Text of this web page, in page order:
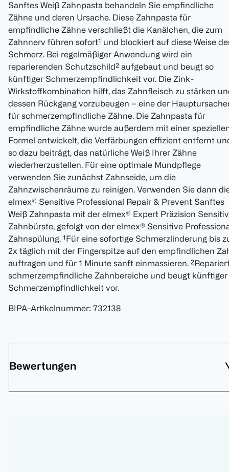
Sanftes Weiß Zahnpasta behandeln Sie empfindliche
Zähne und deren Ursache. Diese Zahnpasta für
empfindliche Zähne verschließt die Kanälchen, die zum
Zahnnerv führen sofort¹ und blockiert auf diese Weise
Schmerz. Bei regelmäßiger Anwendung wird ein
reparierenden Schutzschild² aufgebaut und beugt so
künftiger Schmerzempfindlichkeit vor. Die Zink-
Wirkstoffkombination hilft, das Zahnfleisch zu stärken
dessen Rückgang vorzubeugen – eine der
für schmerzempfindliche Zähne. Die Zahnpasta für
empfindliche Zähne wurde außerdem mit einer
Formel entwickelt, die Verfärbungen effizient entfernt
so dazu beiträgt, das natürliche Weiß Ihrer Zähne
wiederherzustellen. Für eine optimale Mundpflege
verwenden Sie zunächst Zahnseide, um die
Zahnzwischenräume zu reinigen. Verwenden Sie dann
elmex® Sensitive Professional Repair & Prevent Sanftes
Weiß Zahnpasta mit der elmex® Expert Präzision
Zahnbürste, gefolgt von der elmex® Sensitive
Zahnspülung. ¹Für eine sofortige Schmerzlinderung bis
2x täglich mit der Fingerspitze auf den empfindlichen
auftragen und für 1 Minute sanft einmassieren.
schmerzempfindliche Zahnbereiche und beugt künftiger
Schmerzempfindlichkeit vor.
BIPA-Artikelnummer: 732138
Bewertungen